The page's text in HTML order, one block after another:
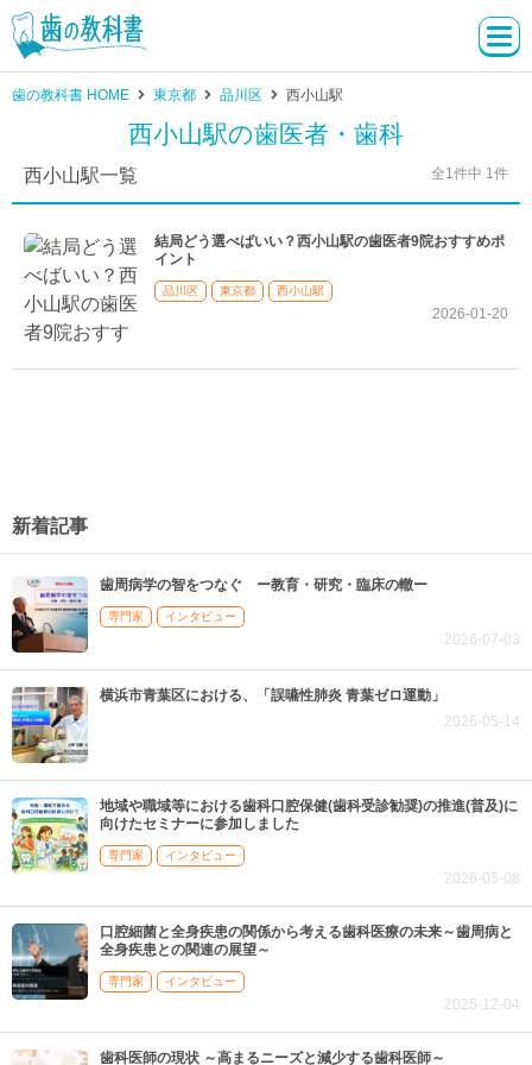
歯の教科書 HOME 東京都 品川区 西小山駅
西小山駅の歯医者・歯科
西小山駅一覧 全1件中 1件
結局どう選べばいい？西小山駅の歯医者9院おすすめポ
イント
品川区 東京都 西小山駅
2026-01-20
新着記事
歯周病学の智をつなぐ ー教育・研究・臨床の轍ー
専門家 インタビュー
2026-07-03
横浜市青葉区における、「誤嚥性肺炎 青葉ゼロ運動」
2026-05-14
地域や職域等における歯科口腔保健(歯科受診勧奨)の推進(普及)に
向けたセミナーに参加しました
専門家 インタビュー
2026-05-08
口腔細菌と全身疾患の関係から考える歯科医療の未来～歯周病と
全身疾患との関連の展望～
専門家 インタビュー
2025-12-04
歯科医師の現状 ～高まるニーズと減少する歯科医師～